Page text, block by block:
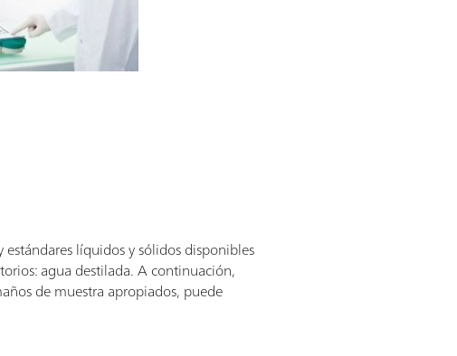
líquidos y sólidos disponibles
agua destilada. A continuación,
de muestra apropiados, puede